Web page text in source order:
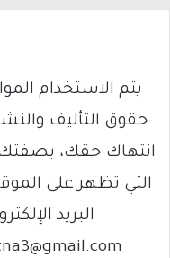
انتهاك حقك، بصفتك
التي تظهر على
البريد